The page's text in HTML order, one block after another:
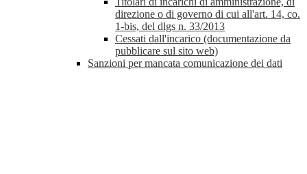
direzione o di governo di cui all'art. 14, co.
1-bis, del dlgs n. 33/2013
Cessati dall'incarico (documentazione da
pubblicare sul sito web)
Sanzioni per mancata comunicazione dei dati